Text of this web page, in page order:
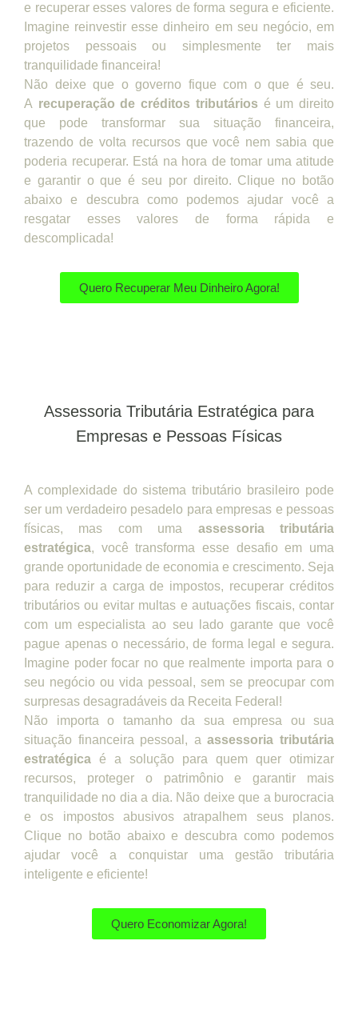
e recuperar esses valores de forma segura e eficiente.
Imagine reinvestir esse dinheiro em seu negócio, em
projetos pessoais ou simplesmente ter mais
tranquilidade financeira!
Não deixe que o governo fique com o que é seu.
A recuperação de créditos tributários é um direito
que pode transformar sua situação financeira,
trazendo de volta recursos que você nem sabia que
poderia recuperar. Está na hora de tomar uma atitude
e garantir o que é seu por direito. Clique no botão
abaixo e descubra como podemos ajudar você a
resgatar esses valores de forma rápida e
descomplicada!
Quero Recuperar Meu Dinheiro Agora!
Assessoria Tributária Estratégica para
Empresas e Pessoas Físicas
A complexidade do sistema tributário brasileiro pode
ser um verdadeiro pesadelo para empresas e pessoas
físicas, mas com uma assessoria tributária
estratégica, você transforma esse desafio em uma
grande oportunidade de economia e crescimento. Seja
para reduzir a carga de impostos, recuperar créditos
tributários ou evitar multas e autuações fiscais, contar
com um especialista ao seu lado garante que você
pague apenas o necessário, de forma legal e segura.
Imagine poder focar no que realmente importa para o
seu negócio ou vida pessoal, sem se preocupar com
surpresas desagradáveis da Receita Federal!
Não importa o tamanho da sua empresa ou sua
situação financeira pessoal, aassessoria tributária
estratégica é a solução para quem quer otimizar
recursos, proteger o patrimônio e garantir mais
tranquilidade no dia a dia. Não deixe que a burocracia
e os impostos abusivos atrapalhem seus planos.
Clique no botão abaixo e descubra como podemos
ajudar você a conquistar uma gestão tributária
inteligente e eficiente!
Quero Economizar Agora!